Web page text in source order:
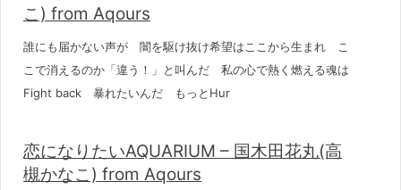
こ) from Aqours
誰にも届かない声が 闇を駆け抜け希望はここから生まれ こ
こで消えるのか「違う！」と叫んだ 私の心で熱く燃える魂は
Fight back 暴れたいんだ もっとHur
恋になりたいAQUARIUM – 国木田花丸(高
槻かなこ) from Aqours